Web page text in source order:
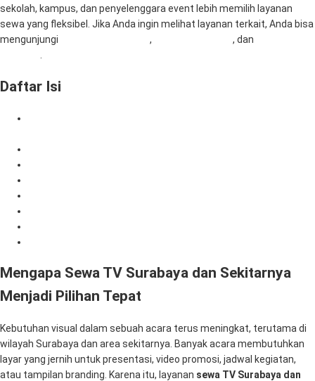
sekolah, kampus, dan penyelenggara event lebih memilih layanan
sewa yang fleksibel. Jika Anda ingin melihat layanan terkait, Anda bisa
mengunjungi
, , dan
Daftar Isi
Mengapa Sewa TV Surabaya dan Sekitarnya
Menjadi Pilihan Tepat
Kebutuhan visual dalam sebuah acara terus meningkat, terutama di
wilayah Surabaya dan area sekitarnya. Banyak acara membutuhkan
layar yang jernih untuk presentasi, video promosi, jadwal kegiatan,
atau tampilan branding. Karena itu, layanan sewa TV Surabaya dan